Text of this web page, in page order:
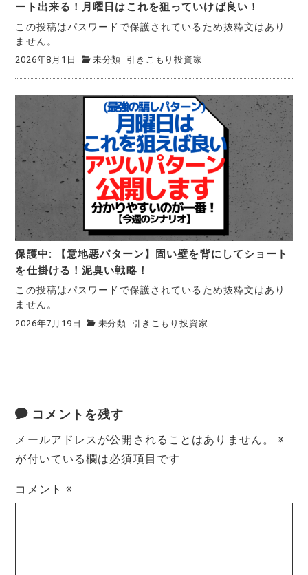
ート出来る！月曜日はこれを狙っていけば良い！
この投稿はパスワードで保護されているため抜粋文はあり
ません。
2026年8月1日 未分類 引きこもり投資家
保護中: 【意地悪パターン】固い壁を背にしてショート
を仕掛ける！泥臭い戦略！
この投稿はパスワードで保護されているため抜粋文はあり
ません。
2026年7月19日 未分類 引きこもり投資家
コメントを残す
メールアドレスが公開されることはありません。
※
が付いている欄は必須項目です
コメント※